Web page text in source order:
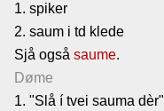
1. spiker
2. saum i td klede
Sjå også saume.
Døme
1. "Slå í tvei sauma
Gjestebok
Nyhende